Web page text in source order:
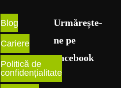
Blog
Cariere
Politică de
confidențialitate
Urmărește-
ne pe
Facebook